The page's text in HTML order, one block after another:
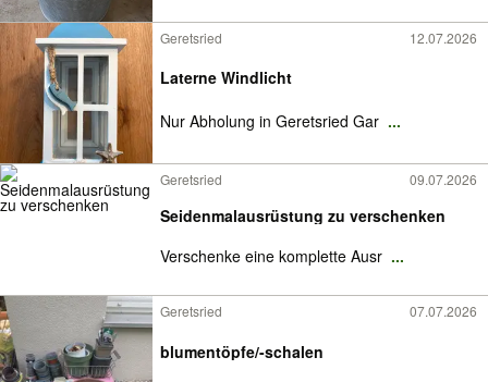
Geretsried 12.07.2026
Laterne Windlicht
Nur Abholung in Geretsried Gar ...
Geretsried 09.07.2026
Seidenmalausrüstung zu verschenken
Verschenke eine komplette Ausr ...
Geretsried 07.07.2026
blumentöpfe/-schalen